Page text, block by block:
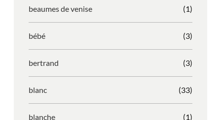
beaumes de venise (1)
bébé (3)
bertrand (3)
blanc (33)
blanche (1)